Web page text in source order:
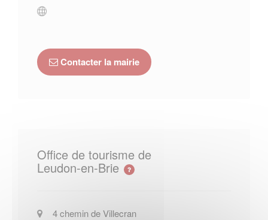
Contacter la mairie
Office de tourisme de
Leudon-en-Brie
4 chemin de Villecran